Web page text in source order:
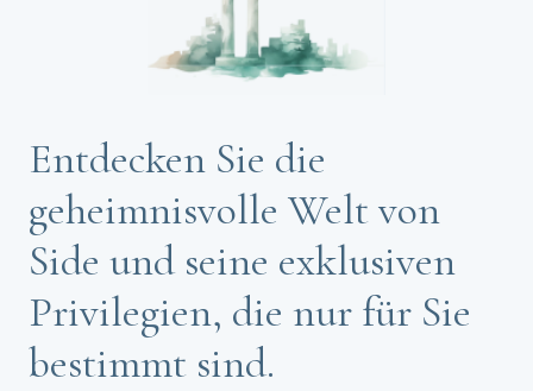
Entdecken Sie die
geheimnisvolle Welt von
Side und seine exklusiven
Privilegien, die nur für Sie
bestimmt sind.